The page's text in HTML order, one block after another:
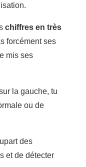
chiffres en très
forcément ses
mis ses
la gauche, tu
ou de
des
et de détecter